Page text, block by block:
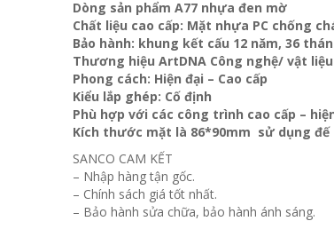
Dòng sản phẩm A77 nhựa đen mờ
Chất liệu cao cấp: Mặt nhựa PC chống
Bảo hành: khung kết cấu 12 năm, 36
Thương hiệu ArtDNA Công nghệ/ vật liệu
Phong cách: Hiện đại – Cao cấp
Kiểu lắp ghép: Cố định
Phù hợp với các công trình cao cấp –
Kích thước mặt là 86*90mm sử dụng đế
SANCO CAM KẾT
– Nhập hàng tận gốc.
– Chính sách giá tốt nhất.
– Bảo hành sửa chữa, bảo hành ánh sáng.